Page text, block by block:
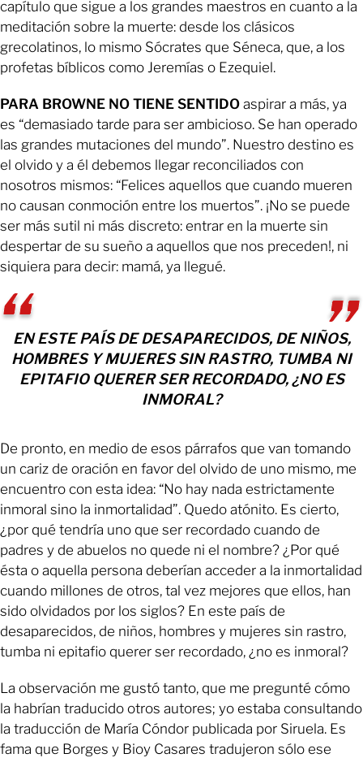
capítulo que sigue a los grandes maestros en cuanto a la
meditación sobre la muerte: desde los clásicos
grecolatinos, lo mismo Sócrates que Séneca, que, a los
profetas bíblicos como Jeremías o Ezequiel.
PARA BROWNE NO TIENE SENTIDO aspirar a más, ya
es “demasiado tarde para ser ambicioso. Se han operado
las grandes mutaciones del mundo”. Nuestro destino es
el olvido y a él debemos llegar reconciliados con
nosotros mismos: “Felices aquellos que cuando mueren
no causan conmoción entre los muertos”. ¡No se puede
ser más sutil ni más discreto: entrar en la muerte sin
despertar de su sueño a aquellos que nos preceden!, ni
siquiera para decir: mamá, ya llegué.
EN ESTE PAÍS DE DESAPARECIDOS, DE NIÑOS,
HOMBRES Y MUJERES SIN RASTRO, TUMBA NI
EPITAFIO QUERER SER RECORDADO, ¿NO ES
INMORAL?
De pronto, en medio de esos párrafos que van tomando
un cariz de oración en favor del olvido de uno mismo, me
encuentro con esta idea: “No hay nada estrictamente
inmoral sino la inmortalidad”. Quedo atónito. Es cierto,
¿por qué tendría uno que ser recordado cuando de
padres y de abuelos no quede ni el nombre? ¿Por qué
ésta o aquella persona deberían acceder a la inmortalidad
cuando millones de otros, tal vez mejores que ellos, han
sido olvidados por los siglos? En este país de
desaparecidos, de niños, hombres y mujeres sin rastro,
tumba ni epitafio querer ser recordado, ¿no es inmoral?
La observación me gustó tanto, que me pregunté cómo
la habrían traducido otros autores; yo estaba consultando
la traducción de María Cóndor publicada por Siruela. Es
fama que Borges y Bioy Casares tradujeron sólo ese